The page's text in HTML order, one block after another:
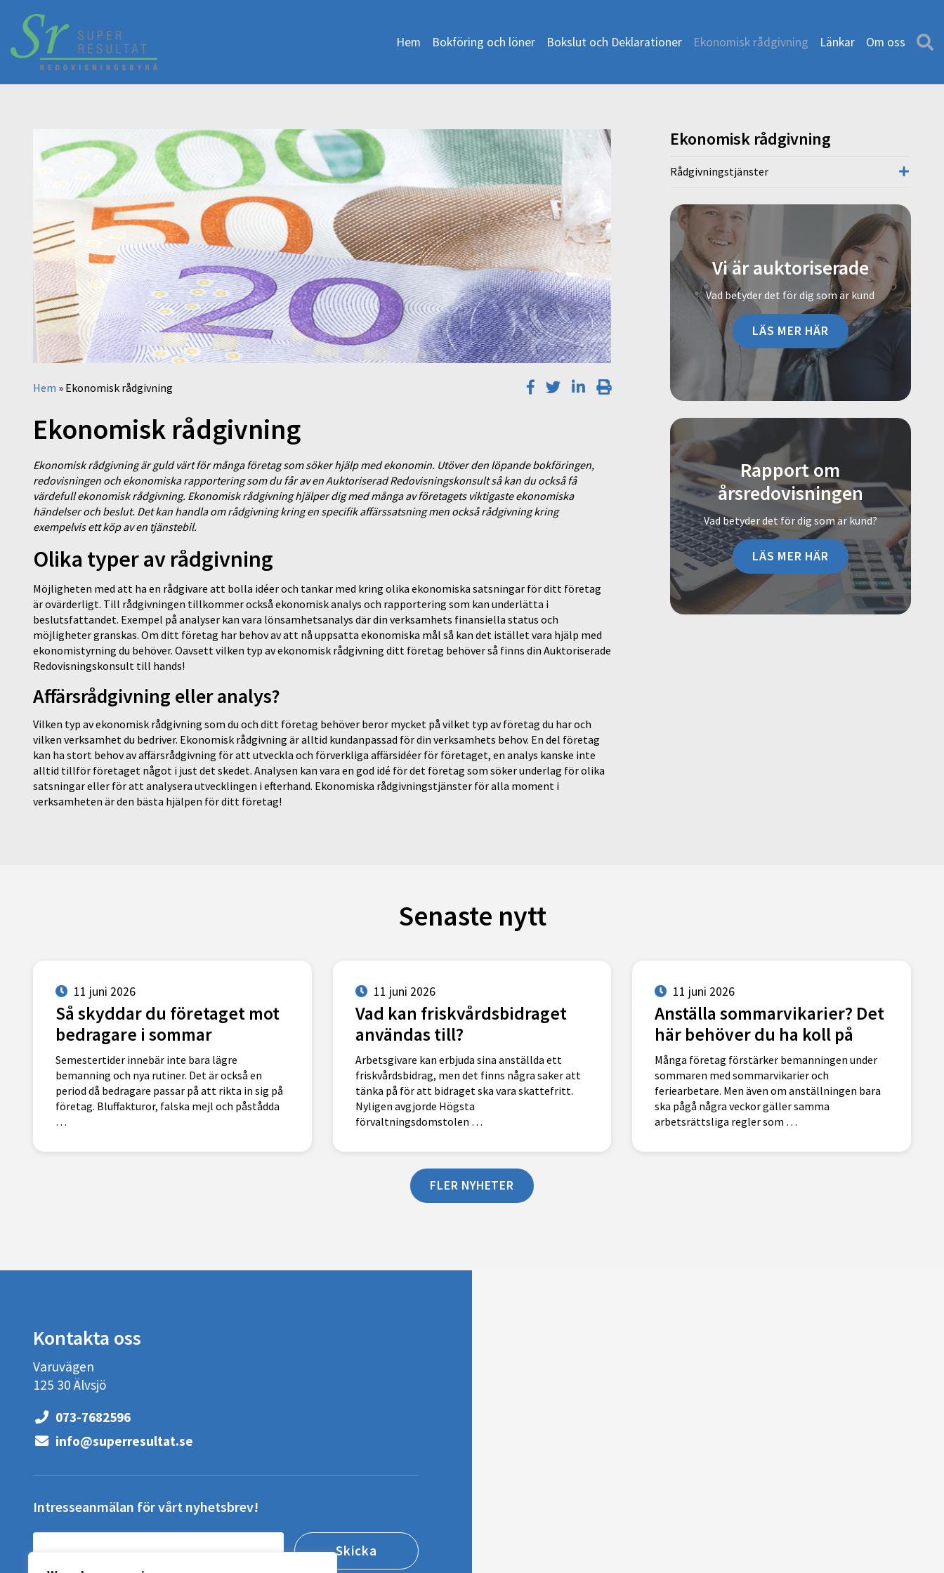
Hem Bokföring och löner Bokslut och Deklarationer Ekonomisk rådgivning Länkar Om oss
Hem » Ekonomisk rådgivning
Ekonomisk rådgivning
Ekonomisk rådgivning är guld värt för många företag som söker hjälp med ekonomin. Utöver den löpande bokföringen,
redovisningen och ekonomiska rapportering som du får av en Auktoriserad Redovisningskonsult så kan du också få
värdefull ekonomisk rådgivning. Ekonomisk rådgivning hjälper dig med många av företagets viktigaste ekonomiska
händelser och beslut. Det kan handla om rådgivning kring en specifik affärssatsning men också rådgivning kring
exempelvis ett köp av en tjänstebil.
Olika typer av rådgivning
Möjligheten med att ha en rådgivare att bolla idéer och tankar med kring olika ekonomiska satsningar för ditt företag
är ovärderligt. Till rådgivningen tillkommer också ekonomisk analys och rapportering som kan underlätta i
beslutsfattandet. Exempel på analyser kan vara lönsamhetsanalys där din verksamhets finansiella status och
möjligheter granskas. Om ditt företag har behov av att nå uppsatta ekonomiska mål så kan det istället vara hjälp med
ekonomistyrning du behöver. Oavsett vilken typ av ekonomisk rådgivning ditt företag behöver så finns din Auktoriserade
Redovisningskonsult till hands!
Affärsrådgivning eller analys?
Vilken typ av ekonomisk rådgivning som du och ditt företag behöver beror mycket på vilket typ av företag du har och
vilken verksamhet du bedriver. Ekonomisk rådgivning är alltid kundanpassad för din verksamhets behov. En del företag
kan ha stort behov av affärsrådgivning för att utveckla och förverkliga affärsidéer för företaget, en analys kanske inte
alltid tillför företaget något i just det skedet. Analysen kan vara en god idé för det företag som söker underlag för olika
satsningar eller för att analysera utvecklingen i efterhand. Ekonomiska rådgivningstjänster för alla moment i
verksamheten är den bästa hjälpen för ditt företag!
Ekonomisk rådgivning
Rådgivningstjänster
Vi är auktoriserade
Vad betyder det för dig som är kund
LÄS MER HÄR
Rapport om
årsredovisningen
Vad betyder det för dig som är kund?
LÄS MER HÄR
Senaste nytt
11 juni 2026
Så skyddar du företaget mot
bedragare i sommar
Semestertider innebär inte bara lägre
bemanning och nya rutiner. Det är också en
period då bedragare passar på att rikta in sig på
företag. Bluffakturor, falska mejl och påstådda
…
11 juni 2026
Vad kan friskvårdsbidraget
användas till?
Arbetsgivare kan erbjuda sina anställda ett
friskvårdsbidrag, men det finns några saker att
tänka på för att bidraget ska vara skattefritt.
Nyligen avgjorde Högsta
förvaltningsdomstolen …
11 juni 2026
Anställa sommarvikarier? Det
här behöver du ha koll på
Många företag förstärker bemanningen under
sommaren med sommarvikarier och
feriearbetare. Men även om anställningen bara
ska pågå några veckor gäller samma
arbetsrättsliga regler som …
FLER NYHETER
Kontakta oss
Varuvägen
125 30 Älvsjö
073-7682596
info@superresultat.se
Intresseanmälan för vårt nyhetsbrev!